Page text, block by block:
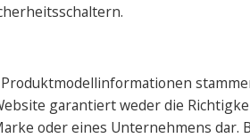
garantiert weder die
oder eines Unternehmens